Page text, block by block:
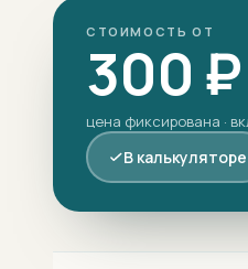
СТОИМОСТЬ ОТ
300 ₽
цена фиксирована ·
В калькуляторе